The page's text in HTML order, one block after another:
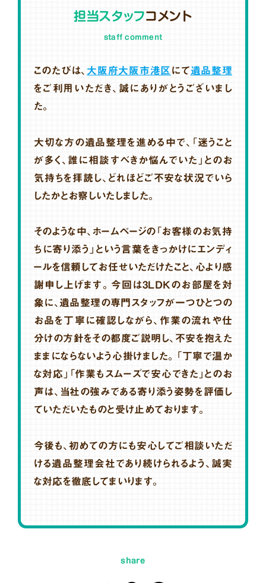
担当スタッフコメント
staff comment
このたびは、 大阪府大阪市港区 にて遺品整理
をご利用いただき、誠にありがとうございまし
た。
大切な方の遺品整理を進める中で、「迷うこと
が多く、誰に相談すべきか悩んでいた」とのお
気持ちを拝読し、どれほどご不安な状況でいら
したかとお察しいたしました。
そのような中、ホームページの「お客様のお気持
ちに寄り添う」という言葉をきっかけにエンディ
ールを信頼してお任せいただけたこと、心より感
謝申し上げます。今回は3LDKのお部屋を対
象に、遺品整理の専門スタッフが一つひとつの
お品を丁寧に確認しながら、作業の流れや仕
分けの方針をその都度ご説明し、不安を抱えた
ままにならないよう心掛けました。「丁寧で温か
な対応」「作業もスムーズで安心できた」とのお
声は、当社の強みである寄り添う姿勢を評価し
ていただいたものと受け止めております。
今後も、初めての方にも安心してご相談いただ
ける遺品整理会社であり続けられるよう、誠実
な対応を徹底してまいります。
share